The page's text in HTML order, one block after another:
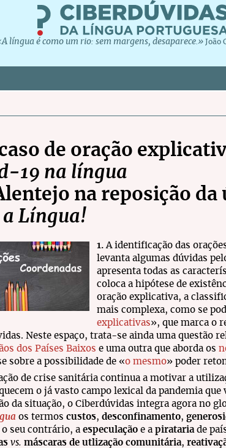
língua é como um rio: sem margens, desaparece.» João
de oração
19 na língua
na reposição
a Língua!
1. A identificação das
levanta algumas dúvidas
apresenta todas as
coloca a hipótese de
oração explicativa, a
mais complexa, como se
explicativas», que marca o
Neste espaço, trata-se ainda uma questão
dos Países Baixos e uma outra que aborda os
sobre a possibilidade de «o mesmo» poder
de crise sanitária continua a motivar a
o já vasto campo lexical da pandemia
da situação, o Ciberdúvidas integra agora no
os termos custos, desconfinamento,
seu contrário, a especulação e a pirataria de
vs. máscaras de utlização comunitária,